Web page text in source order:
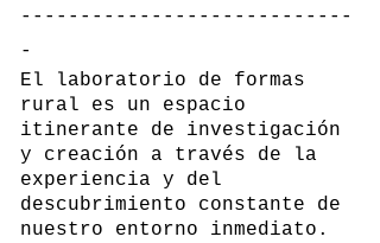
----------------------------
-
El laboratorio de formas
rural es un espacio
itinerante de investigación
y creación a través de la
experiencia y del
descubrimiento constante de
nuestro entorno inmediato.